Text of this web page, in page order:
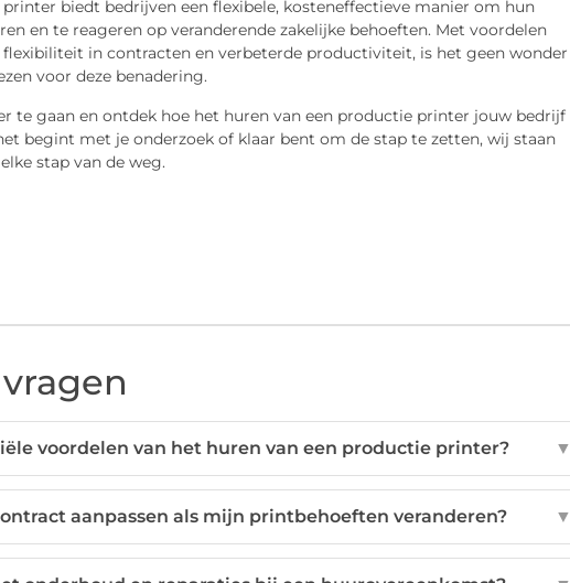
biedt bedrijven een flexibele, kosteneffectieve manier om hun
en te reageren op veranderende zakelijke behoeften. Met voordelen
flexibiliteit in contracten en verbeterde productiviteit, is het geen wonder
voor deze benadering.
te gaan en ontdek hoe het huren van een productie printer jouw bedrijf
begint met je onderzoek of klaar bent om de stap te zetten, wij staan
stap van de weg.
voordelen van het huren van een productie printer? ▼
aanpassen als mijn printbehoeften veranderen? ▼